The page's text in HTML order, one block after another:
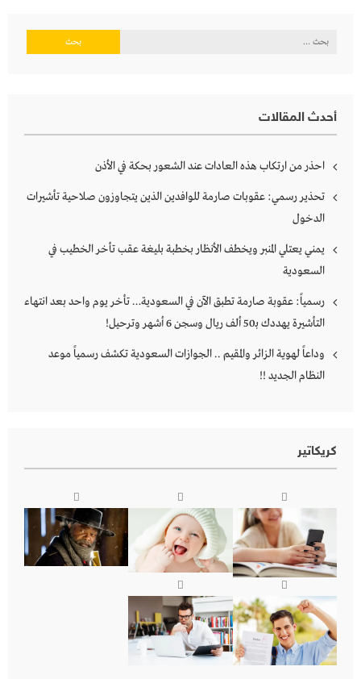
البحث
أحدث المقالات
احذر من ارتكاب هذه العادات عند الشعور بحكة في الأذن
تحذير رسمي: عقوبات صارمة للوافدين الذين يتجاوزون صلاحية تأشيرات
الدخول
يمني يعتلي المنبر ويخطف الأنظار بخطبة بليغة عقب تأخر الخطيب في
السعودية
رسمياً: عقوبة صارمة تطبق الآن في السعودية… تأخر يوم واحد بعد انتهاء
التأشيرة يهددك بـ50 ألف ريال وسجن 6 أشهر وترحيل!
وداعاً لهوية الزائر والمقيم .. الجوازات السعودية تكشف رسمياً موعد
النظام الجديد !!
كريكاتير